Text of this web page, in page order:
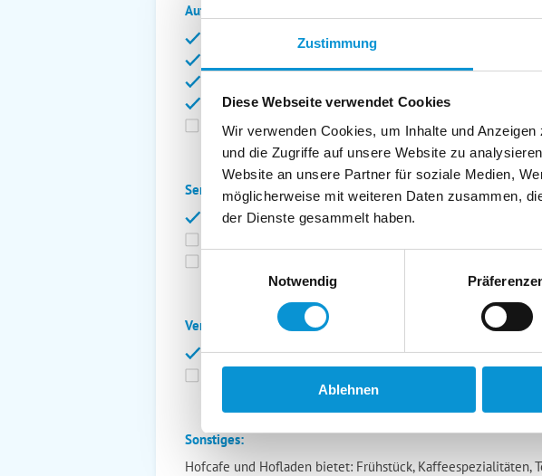
Zustimmung
Diese Webseite verwendet Cookies
Wir verwenden Cookies, um Inhalte und
und die Zugriffe auf unsere Website zu
Website an unsere Partner für soziale Medien,
möglicherweise mit weiteren Daten zusammen,
der Dienste gesammelt haben.
Notwendig
Ablehnen
Außenanlage:
Garten/Liegewiese
Terrasse
Kinderspielplatz
Balkon
Abstellraum
Service:
Bettwäsche inkl.
Geschirrtücher inkl.
Verpflegung:
Brötchenservice
Frühstück möglich
Vollpension möglich
Sonstiges:
Hofcafe und Hofladen bietet: Frühstück, Kaffeespezialitäten,